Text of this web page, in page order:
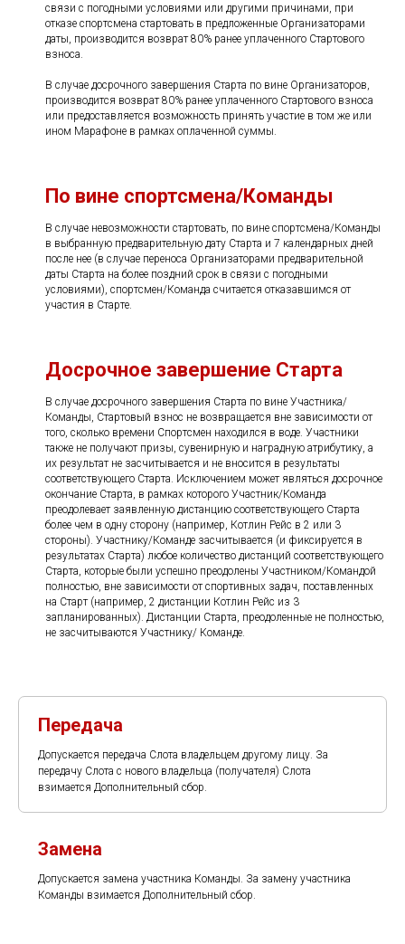
связи с погодными условиями или другими причинами, при
отказе спортсмена стартовать в предложенные Организаторами
даты, производится возврат 80% ранее уплаченного Стартового
взноса.
В случае досрочного завершения Старта по вине Организаторов,
производится возврат 80% ранее уплаченного Стартового взноса
или предоставляется возможность принять участие в том же или
ином Марафоне в рамках оплаченной суммы.
По вине спортсмена/Команды
В случае невозможности стартовать, по вине спортсмена/Команды
в выбранную предварительную дату Старта и 7 календарных дней
после нее (в случае переноса Организаторами предварительной
даты Старта на более поздний срок в связи с погодными
условиями), спортсмен/Команда считается отказавшимся от
участия в Старте.
Досрочное завершение Старта
В случае досрочного завершения Старта по вине Участника/
Команды, Стартовый взнос не возвращается вне зависимости от
того, сколько времени Спортсмен находился в воде. Участники
также не получают призы, сувенирную и наградную атрибутику, а
их результат не засчитывается и не вносится в результаты
соответствующего Старта. Исключением может являться досрочное
окончание Старта, в рамках которого Участник/Команда
преодолевает заявленную дистанцию соответствующего Старта
более чем в одну сторону (например, Котлин Рейс в 2 или 3
стороны). Участнику/Команде засчитывается (и фиксируется в
результатах Старта) любое количество дистанций соответствующего
Старта, которые были успешно преодолены Участником/Командой
полностью, вне зависимости от спортивных задач, поставленных
на Старт (например, 2 дистанции Котлин Рейс из 3
запланированных). Дистанции Старта, преодоленные не полностью,
не засчитываются Участнику/ Команде.
Передача
Допускается передача Слота владельцем другому лицу. За
передачу Слота с нового владельца (получателя) Слота
взимается Дополнительный сбор.
Замена
Допускается замена участника Команды. За замену участника
Команды взимается Дополнительный сбор.